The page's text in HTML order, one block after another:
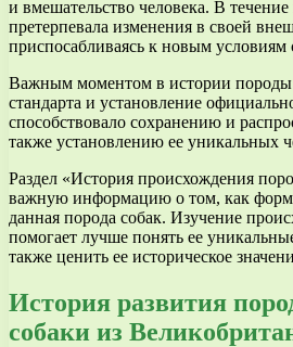
и вмешательство человека. В
претерпевала изменения в своей
приспосабливаясь к новым условиям
Важным моментом в истории породы
стандарта и установление
способствовало сохранению и
также установлению ее уникальных
Раздел «История происхождения
важную информацию о том, как
данная порода собак. Изучение
помогает лучше понять ее
также ценить ее историческое
История развития
собаки из